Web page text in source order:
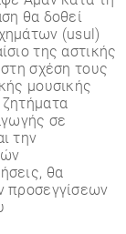
θα δοθεί
(usul)
της αστικής
σχέση τους
µουσικής
σε
την
θα
προσεγγίσεων